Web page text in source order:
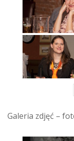
Galeria zdjęć –